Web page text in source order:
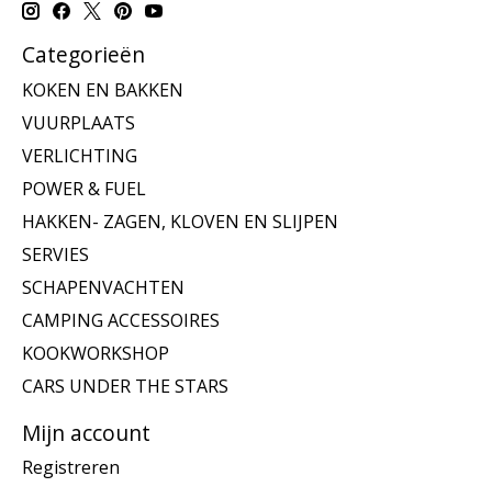
Categorieën
KOKEN EN BAKKEN
VUURPLAATS
VERLICHTING
POWER & FUEL
HAKKEN- ZAGEN, KLOVEN EN SLIJPEN
SERVIES
SCHAPENVACHTEN
CAMPING ACCESSOIRES
KOOKWORKSHOP
CARS UNDER THE STARS
Mijn account
Registreren